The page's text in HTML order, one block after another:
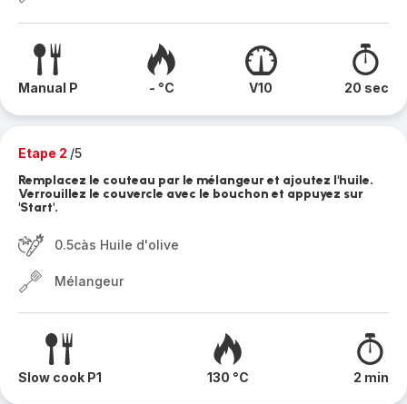
Manual P - °C V10 20 sec
Etape 2 /5
Remplacez le couteau par le mélangeur et ajoutez l'huile.
Verrouillez le couvercle avec le bouchon et appuyez sur
'Start'.
0.5càs Huile d'olive
Mélangeur
Slow cook P1 130 °C 2 min